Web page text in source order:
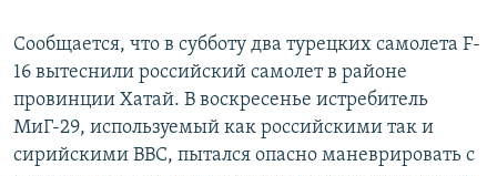
Сообщается, что в субботу два турецких самолета F-
16 вытеснили российский самолет в районе
провинции Хатай. В воскресенье истребитель
МиГ-29, используемый как российскими так и
сирийскими ВВС, пытался опасно маневрировать с